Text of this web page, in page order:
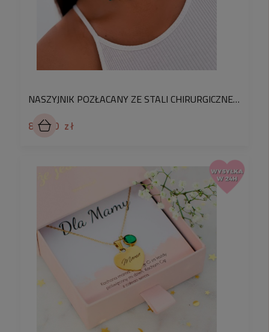
NASZYJNIK POZŁACANY ZE STALI CHIRURGICZNEJ 316L Z ZIELONYMI KRYSZTAŁKAMI I KORALIKAMI – DELIKATNA BIŻUTERIA DLA KOBIET
89,90 zł